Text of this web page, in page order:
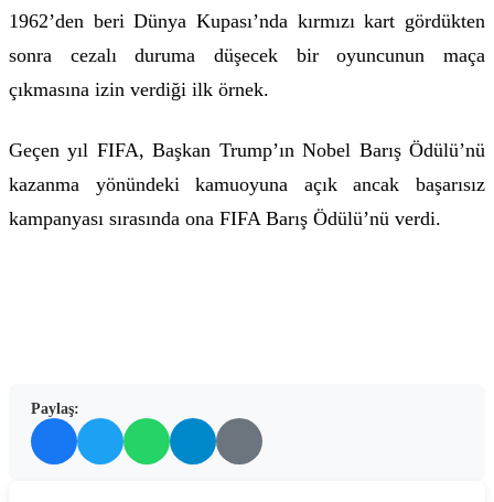
1962’den beri Dünya Kupası’nda kırmızı kart gördükten
sonra cezalı duruma düşecek bir oyuncunun maça
çıkmasına izin verdiği ilk örnek.
Geçen yıl FIFA, Başkan Trump’ın Nobel Barış Ödülü’nü
kazanma yönündeki kamuoyuna açık ancak başarısız
kampanyası sırasında ona FIFA Barış Ödülü’nü verdi.
Paylaş: